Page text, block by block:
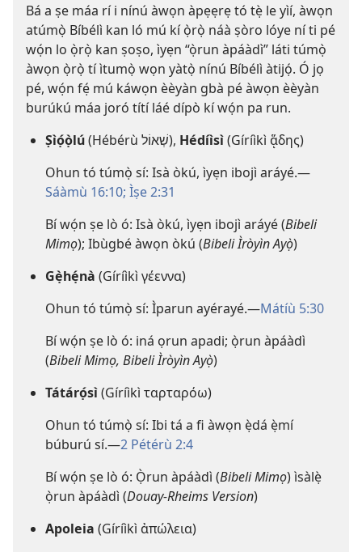
Bá a ṣe máa rí i nínú àwọn àpẹẹrẹ tó tẹ̀ le yìí, àwọn
atúmọ̀ Bíbélì kan ló mú kí ọ̀rọ̀ náà ṣòro lóye ní ti pé
wọ́n lo ọ̀rọ̀ kan ṣoṣo, ìyẹn “ọ̀run àpáàdì” láti túmọ̀
àwọn ọ̀rọ̀ tí ìtumọ̀ wọn yàtọ̀ nínú Bíbélì àtijọ́. Ó jọ
pé, wọ́n fẹ́ mú káwọn èèyàn gbà pé àwọn èèyàn
burúkú máa joró títí láé dípò kí wọ́n pa run.
Ṣìọ́ọ̀lú
(Hébérù שְׁאוֹל), Hédíìsì(Gíríìkì ᾅδης)
Ohun tó túmọ̀ sí: Isà òkú, ìyẹn ibojì aráyé.​—
Sáàmù 16:10; Ìṣe 2:31
Bí wọ́n ṣe lò ó: Isà òkú, ìyẹn ibojì aráyé (Bibeli
Mimọ); Ibùgbé àwọn òkú (Bibeli Ìròyìn Ayọ̀)
Gẹ̀hẹ́nà (Gíríìkì γέεννα)
Ohun tó túmọ̀ sí: Ìparun ayérayé.​—Mátíù 5:30
Bí wọ́n ṣe lò ó: iná ọrun apadi; ọ̀run àpáàdì
(Bibeli Mimọ, Bibeli Ìròyìn Ayọ̀)
Tátárọ́sì(Gíríìkì ταρταρόω)
Ohun tó túmọ̀ sí: Ibi tá a fi àwọn ẹ̀dá ẹ̀mí
búburú sí.​—2 Pétérù 2:4
Bí wọ́n ṣe lò ó: Ọ̀run àpáàdì (Bibeli Mimọ) ìsàlẹ̀
ọ̀run àpáàdì (Douay-Rheims Version)
Apoleia (Gíríìkì ἀπώλεια)